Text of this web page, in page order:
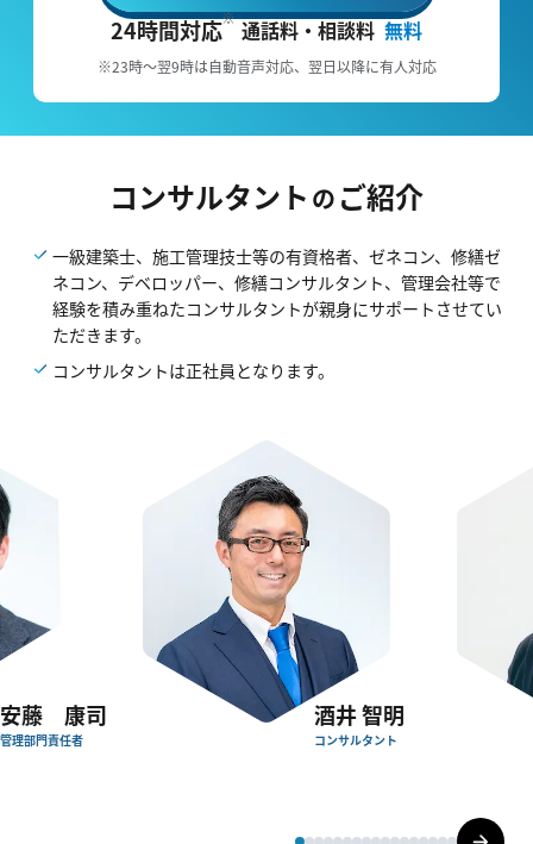
24時間対応
通話料・相談料 無料
※23時～翌9時は自動音声対応、翌日以降に有人対応
コンサルタント の ご紹介
一級建築士、施工管理技士等の有資格者、ゼネコン、修繕ゼ
ネコン、デベロッパー、修繕コンサルタント、管理会社等で
経験を積み重ねたコンサルタントが親身にサポートさせてい
ただきます。
コンサルタントは正社員となります。
酒井 智明
コンサルタント
安藤 康司
管理部門責任者